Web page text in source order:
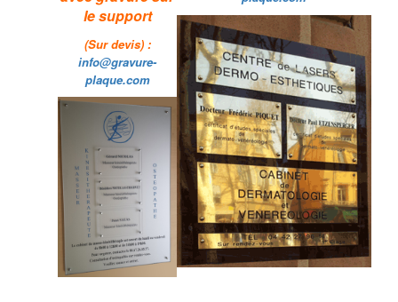
le support
(Sur devis) :
info@gravure-
plaque.com